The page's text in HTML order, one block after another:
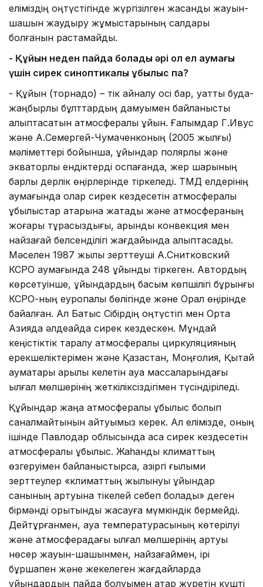
еліміздің оңтүстігінде жүргізілген жасанды жауын-
шашын жаудыру жұмыстарының салдары
болғанын растамайды.
- Құйын неден пайда болады әрі ол ел аумағы
үшін сирек синоптикалық құбылыс па?
- Құйын (торнадо) – тік айналу осі бар, қуатты будақ-
жаңбырлы бұлттардың дамуымен байланысты
қалыптасатын атмосфералық құйын. Ғалымдар Г.Ивус
және А.Семергей-Чумаченконың (2005 жылғы)
мәліметтері бойынша, құйындар полярлық және
экваторлық ендіктерді қоспағанда, жер шарының
барлық дерлік өңірлерінде тіркеледі. ТМД елдерінің
аумағында олар сирек кездесетін атмосфералық
құбылыстар қатарына жатады және атмосфераның
жоғары тұрақсыздығы, қарқынды конвекция мен
найзағай белсенділігі жағдайында қалыптасады.
Мәселен 1987 жылы зерттеуші А.Снитковский
КСРО аумағында 248 құйынды тіркеген. Автордың
көрсетуінше, құйындардың басым көпшілігі бұрынғы
КСРО-ның еуропалық бөлігінде және Орал өңірінде
байқалған. Ал Батыс Сібірдің оңтүстігі мен Орта
Азияда әлдеқайда сирек кездескен. Мұндай
кеңістіктік таралу атмосфералық циркуляцияның
ерекшеліктерімен және Қазақстан, Моңғолия, Қытай
аумақтары арқылы келетін ауа массаларындағы
ылғал мөлшерінің жеткіліксіздігімен түсіндіріледі.
Құйындар жаңа атмосфералық құбылыс болып
саналмайтынын айтуымыз керек. Ал елімізде, оның
ішінде Павлодар облысында аса сирек кездесетін
атмосфералық құбылыс. Жаһандық климаттың
өзгеруімен байланыстырсақ, қазіргі ғылыми
зерттеулер «климаттың жылынуы құйындар
санының артуына тікелей себеп болады» деген
бірмәнді қорытынды жасауға мүмкіндік бермейді.
Дейтұрғанмен, ауа температурасының көтерілуі
және атмосферадағы ылғал мөлшерінің артуы
нөсер жауын-шашынмен, найзағаймен, ірі
бұршақпен және жекелеген жағдайларда
құйындардың пайда болуымен қатар жүретін күшті